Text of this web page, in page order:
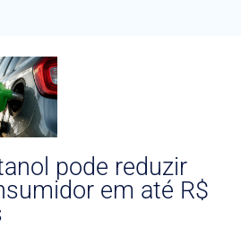
pode reduzir
em até R$